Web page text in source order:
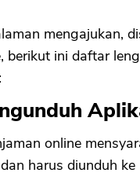
mengajukan,
berikut ini daftar
online
harus diunduh ke